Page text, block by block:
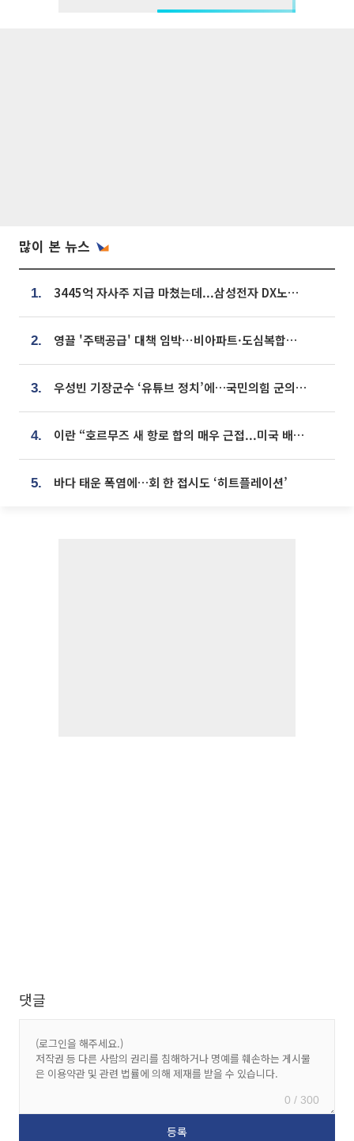
많이 본 뉴스
1. 3445억 자사주 지급 마쳤는데...삼성전자 DX노조, 뒤늦은 '떼쓰기 집회'
2. 영끌 '주택공급' 대책 임박⋯비아파트·도심복합까지 총동원
3. 우성빈 기장군수 ‘유튜브 정치’에…국민의힘 군의원들 집단 반발
4. 이란 “호르무즈 새 항로 합의 매우 근접...미국 배상 먼저”
5. 바다 태운 폭염에…회 한 접시도 ‘히트플레이션’
댓글
0 / 300